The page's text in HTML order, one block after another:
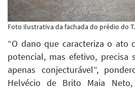
Foto ilustrativa da fachada do prédio do
“O dano que caracteriza o ato
potencial, mas efetivo, precisa
apenas conjecturável”,
Helvécio de Brito Maia